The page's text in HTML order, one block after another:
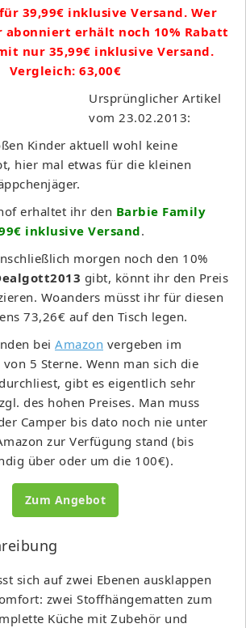
39,99€ inklusive Versand. Wer
abonniert erhält noch 10% Rabatt
nur 35,99€ inklusive Versand.
Vergleich: 63,00€
Ursprünglicher Artikel
vom 23.02.2013:
Kinder aktuell wohl keine
hier mal etwas für die kleinen
erhaltet ihr den Barbie Family
inklusive Versand.
morgen noch den 10%
gibt, könnt ihr den Preis
Woanders müsst ihr für diesen
73,26€ auf den Tisch legen.
bei Amazon vergeben im
5 Sterne. Wenn man sich die
gibt es eigentlich sehr
des hohen Preises. Man muss
Camper bis dato noch nie unter
zur Verfügung stand (bis
über oder um die 100€).
Zum Angebot
sich auf zwei Ebenen ausklappen
zwei Stoffhängematten zum
Küche mit Zubehör und